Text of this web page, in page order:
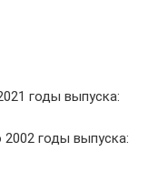
годы выпуска:
годы выпуска: